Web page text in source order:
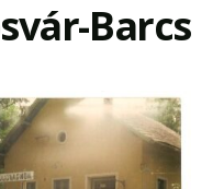
Barcs